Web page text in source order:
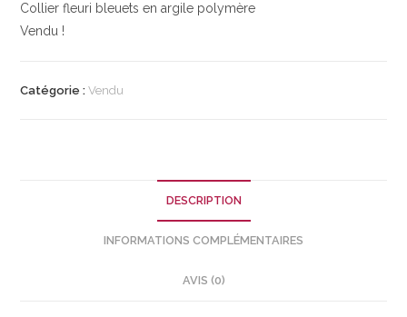
Collier fleuri bleuets en argile polymère
Vendu !
Catégorie :Vendu
DESCRIPTION
INFORMATIONS COMPLÉMENTAIRES
AVIS (0)